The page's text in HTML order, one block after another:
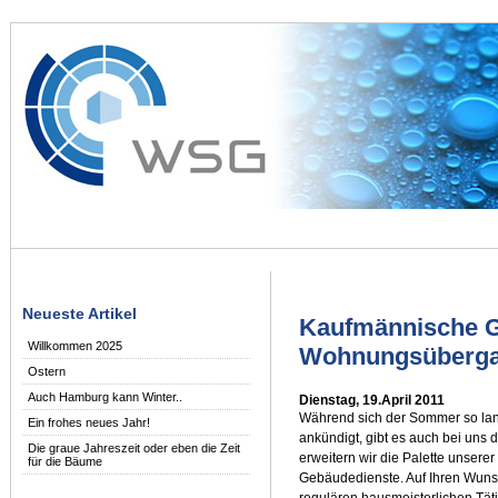
Neueste Artikel
Willkommen 2025
Ostern
Auch Hamburg kann Winter..
Ein frohes neues Jahr!
Die graue Jahreszeit oder eben die Zeit
für die Bäume
Kaufmännische
Dienstag, 19.April 2011
Während sich der Sommer so
ankündigt, gibt es auch bei uns
erweitern wir die Palette
Gebäudedienste. Auf Ihren